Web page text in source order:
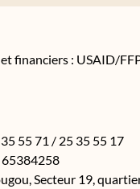
financiers : USAID/
55 71 / 25 35 55 17
65384258
Secteur 19,